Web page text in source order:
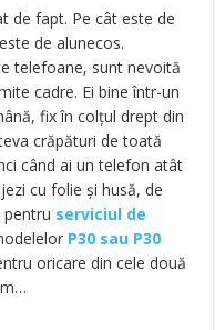
de fapt. Pe cât este de
de alunecos.
telefoane, sunt nevoită
cadre. Ei bine într-un
fix în colțul drept din
crăpături de toată
când ai un telefon atât
cu folie și husă, de
serviciul de
P30 sau P30
oricare din cele două